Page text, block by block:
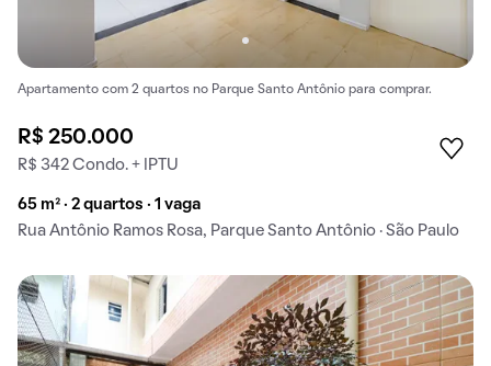
Apartamento com 2 quartos no Parque Santo Antônio para comprar.
R$ 250.000
R$ 342 Condo. + IPTU
65 m² · 2 quartos · 1 vaga
Rua Antônio Ramos Rosa, Parque Santo Antônio · São Paulo